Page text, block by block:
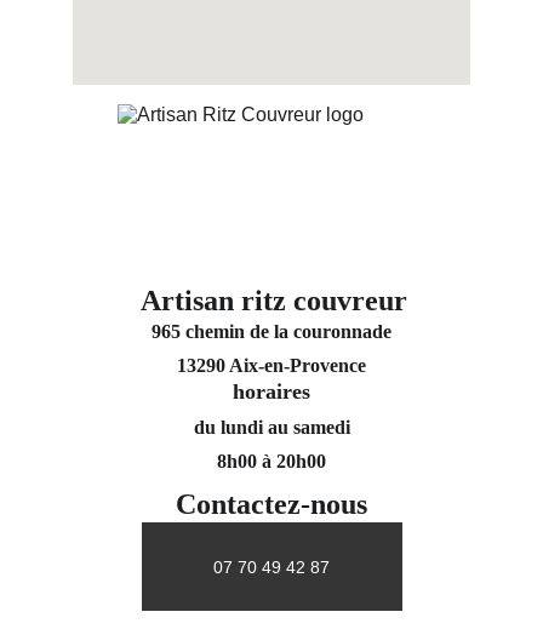
Contactez-nous
07 70 49 42 87
Artisan ritz couvreur
965 chemin de la couronnade
13290 Aix-en-Provence
horaires
du lundi au samedi
8h00 à 20h00